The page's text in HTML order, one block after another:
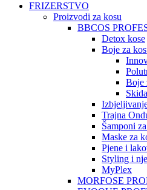
FRIZERSTVO
Proizvodi za kosu
BBCOS
Detox kose
Boje za
Boje
Trajna
Šamponi
Maske za
Pjene i
Styling i
MyPlex
MORFOSE